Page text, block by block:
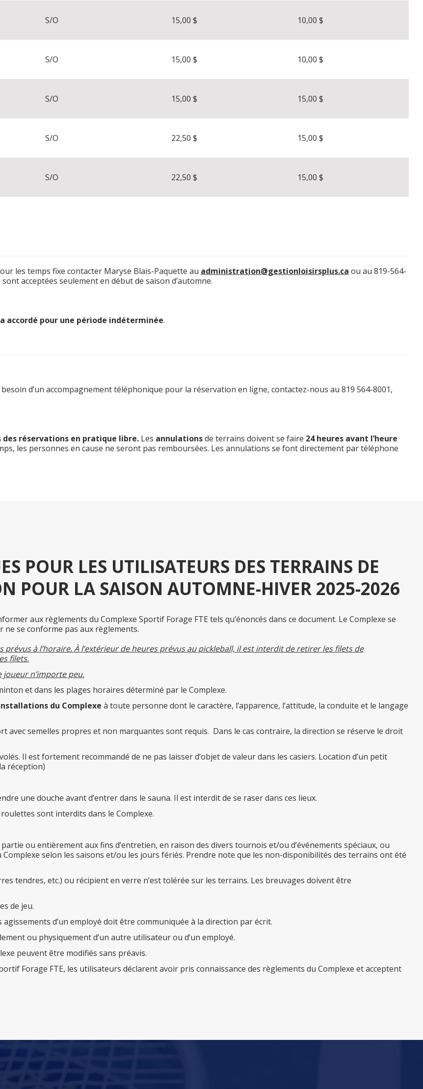
S/O 15,00 $ 10,00 $
S/O 15,00 $ 10,00 $
S/O 15,00 $ 15,00 $
S/O 22,50 $ 15,00 $
S/O 22,50 $ 15,00 $
les temps fixe contacter Maryse Blais-Paquette au administration@gestionloisirsplus.ca ou au 819-564-
acceptées seulement en début de saison d’automne.
accordé pour une période indéterminée.
besoin d’un accompagnement téléphonique pour la réservation en ligne, contactez-nous au 819 564-8001,
réservations en pratique libre. Les annulationsde terrains doivent se faire 24 heures avant l’heure
les personnes en cause ne seront pas remboursées. Les annulations se font directement par téléphone
POUR LES UTILISATEURS DES TERRAINS DE
POUR LA SAISON AUTOMNE-HIVER 2025-2026
aux règlements du Complexe Sportif Forage FTE tels qu’énoncés dans ce document. Le Complexe se
ne se conforme pas aux règlements.
à l’horaire. À l’extérieur de heures prévus au pickleball, il est interdit de retirer les filets de
filets.
n’importe peu.
et dans les plages horaires déterminé par le Complexe.
du Complexe à toute personne dont le caractère, l’apparence, l’attitude, la conduite et le langage
avec semelles propres et non marquantes sont requis. Dans le cas contraire, la direction se réserve le droit
Il est fortement recommandé de ne pas laisser d’objet de valeur dans les casiers. Location d’un petit
réception)
une douche avant d’entrer dans le sauna. Il est interdit de se raser dans ces lieux.
sont interdits dans le Complexe.
ou entièrement aux fins d’entretien, en raison des divers tournois et/ou d’événements spéciaux, ou
selon les saisons et/ou les jours fériés. Prendre note que les non-disponibilités des terrains ont été
tendres, etc.) ou récipient en verre n’est tolérée sur les terrains. Les breuvages doivent être
de jeu.
d’un employé doit être communiquée à la direction par écrit.
ou physiquement d’un autre utilisateur ou d’un employé.
peuvent être modifiés sans préavis.
Forage FTE, les utilisateurs déclarent avoir pris connaissance des règlements du Complexe et acceptent